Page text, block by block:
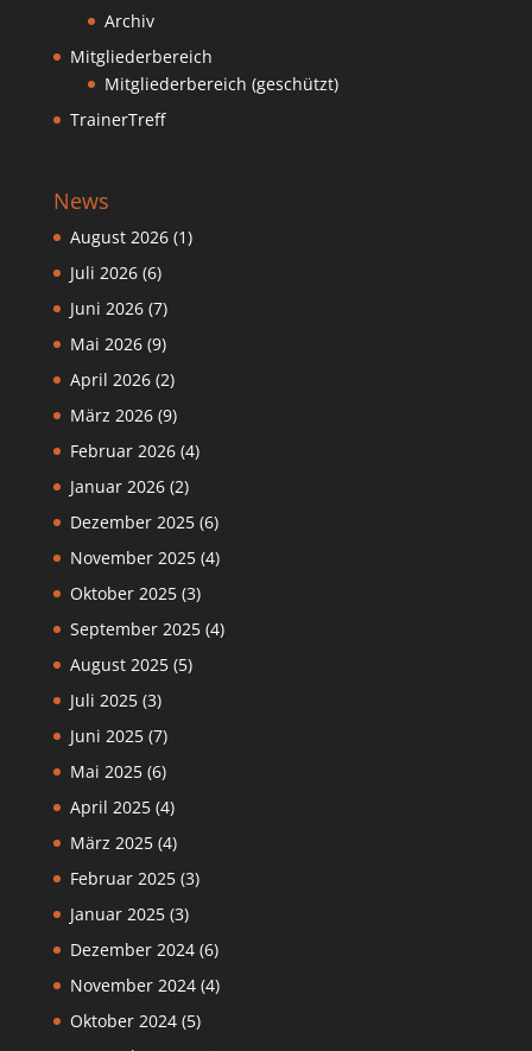
Archiv
Mitgliederbereich
Mitgliederbereich (geschützt)
TrainerTreff
News
August 2026(1)
Juli 2026(6)
Juni 2026(7)
Mai 2026(9)
April 2026(2)
März 2026(9)
Februar 2026(4)
Januar 2026(2)
Dezember 2025(6)
November 2025(4)
Oktober 2025(3)
September 2025(4)
August 2025(5)
Juli 2025(3)
Juni 2025(7)
Mai 2025(6)
April 2025(4)
März 2025(4)
Februar 2025(3)
Januar 2025(3)
Dezember 2024(6)
November 2024(4)
Oktober 2024(5)